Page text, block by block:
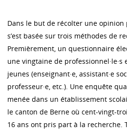
Dans le but de récolter une opinion
s’est basée sur trois méthodes de
Premièrement, un questionnaire
une vingtaine de professionnel·le·s
jeunes (enseignant·e, assistant·e
professeur·e, etc.). Une enquête
menée dans un établissement
le canton de Berne où cent-vingt-
16 ans ont pris part à la recherche.